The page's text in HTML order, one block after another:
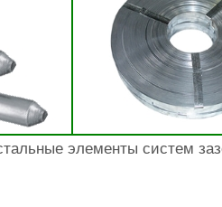
элементы систем